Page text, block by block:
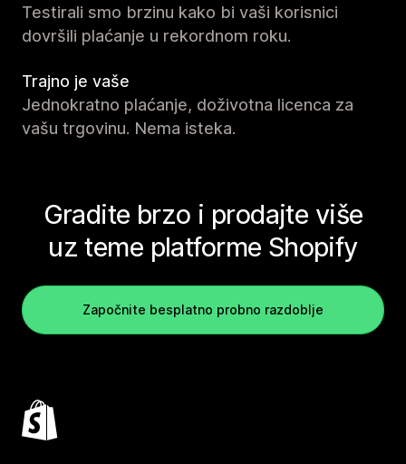
Testirali smo brzinu kako bi vaši korisnici
dovršili plaćanje u rekordnom roku.
Trajno je vaše
Jednokratno plaćanje, doživotna licenca za
vašu trgovinu. Nema isteka.
Gradite brzo i prodajte više
uz teme platforme Shopify
Započnite besplatno probno razdoblje